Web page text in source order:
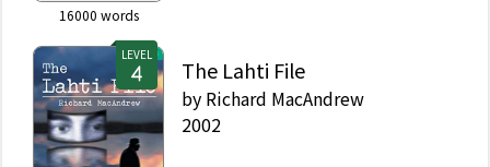
16000 words
LEVEL
The Lahti File
by Richard MacAndrew
2002